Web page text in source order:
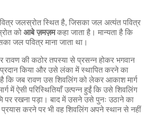
जलस्रोत स्थित है, जिसका जल अत्यंत पवित्र
को आबे ज़मज़मकहा जाता है। मान्यता है कि
जल पवित्र माना जाता था।
रावण की कठोर तपस्या से प्रसन्न होकर भगवान
किया और उसे लंका में स्थापित करने का
है कि जब रावण उस शिवलिंग को लेकर आकाश मार्ग
में ऐसी परिस्थितियाँ उत्पन्न हुईं कि उसे शिवलिंग
रखना पड़ा। बाद में उसने उसे पुनः उठाने का
करने पर भी वह शिवलिंग अपने स्थान से नहीं